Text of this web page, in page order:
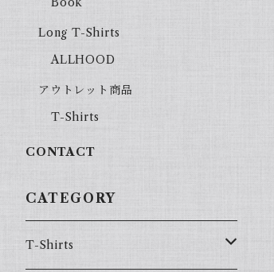
Long T-Shirts
ALLHOOD
アウトレット商品
T-Shirts
CONTACT
CATEGORY
T-Shirts